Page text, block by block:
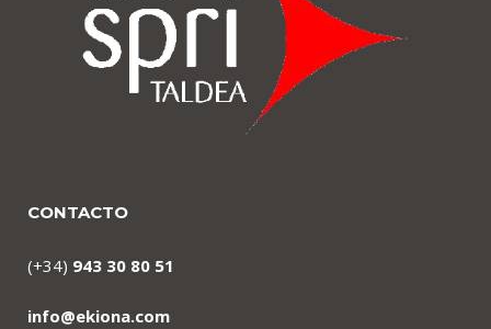
CONTACTO
(+34) 943 30 80 51
info@ekiona.com